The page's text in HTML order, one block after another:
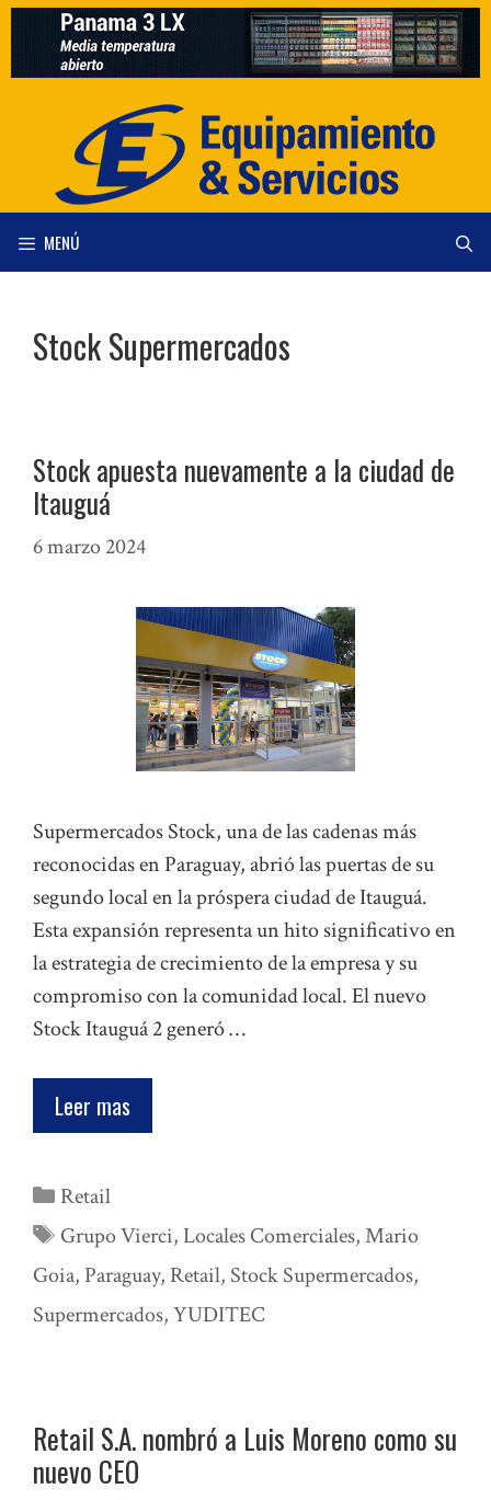
Saltar
contenido
MENÚ
Stock Supermercados
Stock apuesta nuevamente a la ciudad de
Itauguá
6 marzo 2024
Supermercados Stock, una de las cadenas más
reconocidas en Paraguay, abrió las puertas de su
segundo local en la próspera ciudad de Itauguá.
Esta expansión representa un hito significativo en
la estrategia de crecimiento de la empresa y su
compromiso con la comunidad local. El nuevo
Stock Itauguá 2 generó …
Leer mas
Categorías
Retail
Etiquetas
Grupo Vierci,Locales Comerciales,Mario
Goia, Paraguay, Retail, Stock Supermercados,
Supermercados,YUDITEC
Retail S.A. nombró a Luis Moreno como su
nuevo CEO